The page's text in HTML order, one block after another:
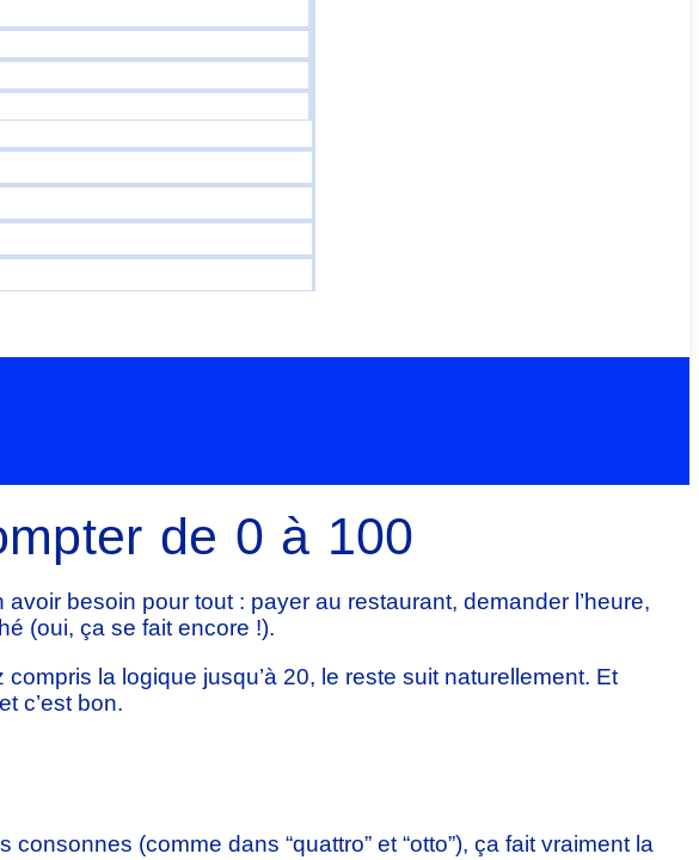
de 0 à 100
besoin pour tout : payer au restaurant, demander l’heure,
(oui, ça se fait encore !).
la logique jusqu’à 20, le reste suit naturellement. Et
c’est bon.
(comme dans “quattro” et “otto”), ça fait vraiment la